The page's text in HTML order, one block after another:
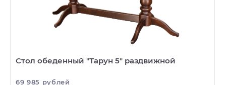
Стол обеденный "Тарун 5" раздвижной
69 985 рублей